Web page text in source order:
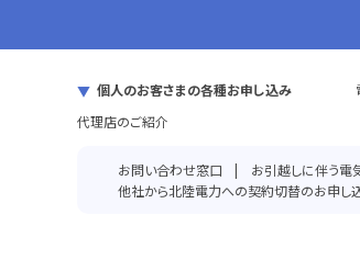
個人のお客さまの各種お申し込み
代理店のご紹介
お問い合わせ窓口 お引越しに伴う電
他社から北陸電力への契約切替のお申し